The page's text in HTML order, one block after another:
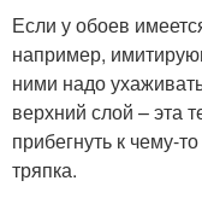
Если у обоев
например,
ними надо
верхний слой – эта
прибегнуть к чему-
тряпка.